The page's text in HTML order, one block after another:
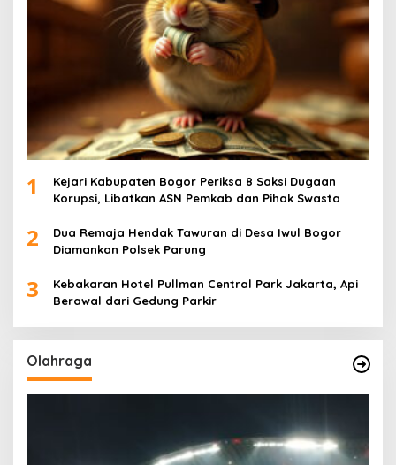
1
Kejari Kabupaten Bogor Periksa 8 Saksi Dugaan
Korupsi, Libatkan ASN Pemkab dan Pihak Swasta
2
Dua Remaja Hendak Tawuran di Desa Iwul Bogor
Diamankan Polsek Parung
3
Kebakaran Hotel Pullman Central Park Jakarta, Api
Berawal dari Gedung Parkir
Olahraga